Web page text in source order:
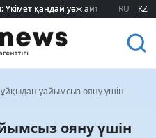
табысы туралы түсінігі
табысы туралы түсінігі
RU KZ
уайымсыз ояну үшін
ояну үшін